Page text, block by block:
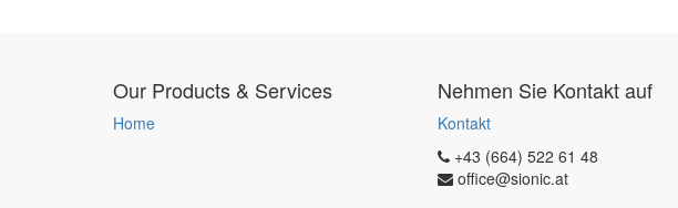
Our Products & Services
Home
Nehmen Sie Kontakt auf
Kontakt
+43 (664) 522 61 48
office@sionic.at